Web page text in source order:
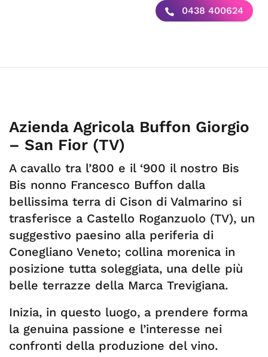
0438 400624
Azienda Agricola Buffon Giorgio
– San Fior (TV)
A cavallo tra l’800 e il ‘900 il nostro Bis
Bis nonno Francesco Buffon dalla
bellissima terra di Cison di Valmarino si
trasferisce a Castello Roganzuolo (TV), un
suggestivo paesino alla periferia di
Conegliano Veneto; collina morenica in
posizione tutta soleggiata, una delle più
belle terrazze della Marca Trevigiana.
Inizia, in questo luogo, a prendere forma
la genuina passione e l’interesse nei
confronti della produzione del vino.